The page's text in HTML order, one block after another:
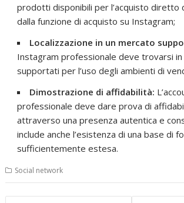
prodotti disponibili per l’acquisto diretto
dalla funzione di acquisto su Instagram;
Localizzazione in un mercato
Instagram professionale deve trovarsi
supportati per l’uso degli ambienti di
Dimostrazione di affidabilità:
professionale deve dare prova di
attraverso una presenza autentica e
include anche l’esistenza di una base di
sufficientemente estesa.
Social network